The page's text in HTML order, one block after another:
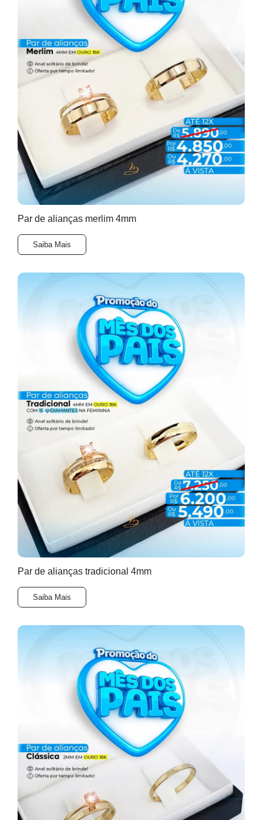
Par de alianças merlim 4mm
Saiba Mais
Par de alianças tradicional 4mm
Saiba Mais